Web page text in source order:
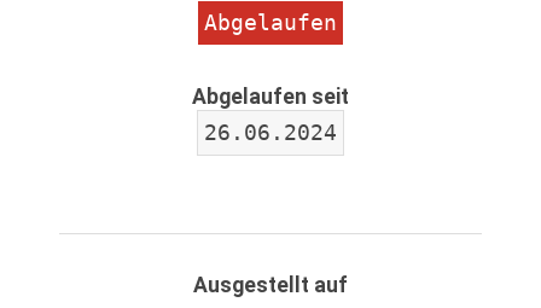
Abgelaufen
Abgelaufen seit
26.06.2024
Ausgestellt auf